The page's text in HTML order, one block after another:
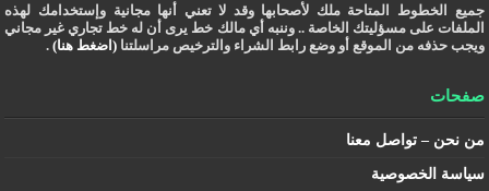
جميع الخطوط المتاحة ملك لأصحابها وقد لا تعني أنها مجانية وإستخدامك لهذه
الملفات على مسؤليتك الخاصة .. وننبه أي مالك خط يرى أن له خط تجاري غير مجاني
ويجب حذفه من الموقع أو وضع رابط الشراء والترخيص مراسلتنا(اضغط هنا) .
صفحات
من نحن – تواصل معنا
سياسة الخصوصية